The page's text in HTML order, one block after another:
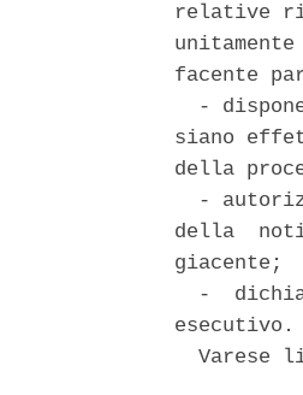
relative
facente
-
siano
della
-
della
giacente;
-
esecutivo.
Varese